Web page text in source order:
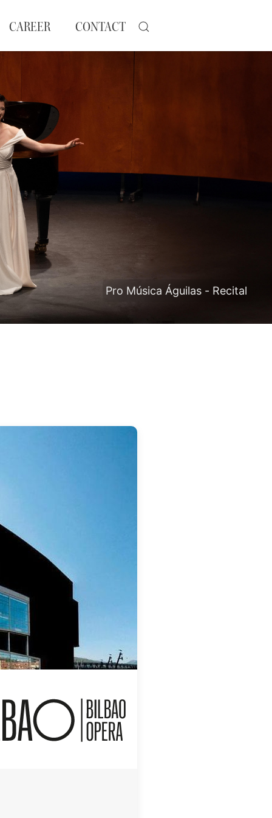
CAREER CONTACT
Pro Música Águilas - Recital